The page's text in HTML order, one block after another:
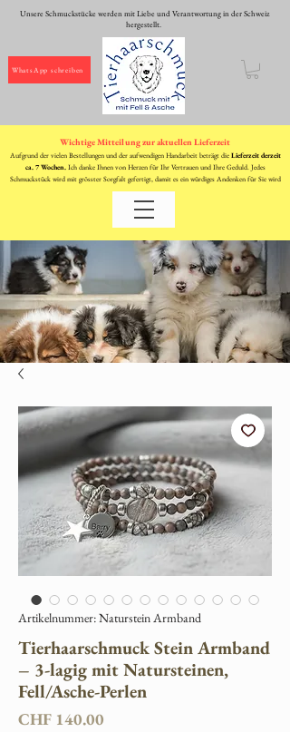
Unsere Schmuckstücke werden mit Liebe und Verantwortung in der Schweiz
hergestellt.
Wichtige Mitteilung zur aktuellen Lieferzeit
Aufgrund der vielen Bestellungen und der aufwendigen Handarbeit beträgt die Lieferzeit derzeit
ca. 7 Wochen. Ich danke Ihnen von Herzen für Ihr Vertrauen und Ihre Geduld. Jedes
Schmuckstück wird mit grösster Sorgfalt gefertigt, damit es ein würdiges Andenken für Sie wird
WhatsApp schreiben
Artikelnummer: Naturstein Armband
Tierhaarschmuck Stein Armband
– 3-lagig mit Natursteinen,
Fell/Asche-Perlen
CHF 140.00